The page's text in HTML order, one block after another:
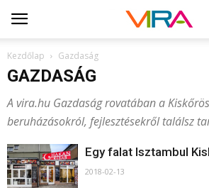
Kezdőlap Gazdaság
GAZDASÁG
A vira.hu Gazdaság rovatában a
beruházásokról, fejlesztésekről találsz
Egy falat Isztambul
2018-02-13